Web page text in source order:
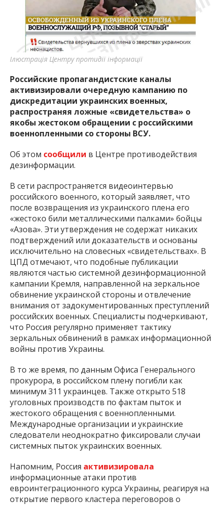
важную информацию о событиях
города Запорожья и области.
Ілюстрація Центру протидії інформації
Российские пропагандистские каналы
активизировали очередную кампанию по
дискредитации украинских военных,
распространяя ложные «свидетельства» о
якобы жестоком обращении с российскими
военнопленными со стороны ВСУ.
Об этом сообщили в Центре противодействия
дезинформации.
В сети распространяется видеоинтервью
российского военного, который заявляет, что
после возвращения из украинского плена его
«жестоко били металлическими палками» бойцы
«Азова». Эти утверждения не содержат никаких
подтверждений или доказательств и основаны
исключительно на словесных «свидетельствах». В
ЦПД отмечают, что подобные публикации
являются частью системной дезинформационной
кампании Кремля, направленной на зеркальное
обвинение украинской стороны и отвлечение
внимания от задокументированных преступлений
российских военных. Специалисты подчеркивают,
что Россия регулярно применяет тактику
зеркальных обвинений в рамках информационной
войны против Украины.
В то же время, по данным Офиса Генерального
прокурора, в российском плену погибли как
минимум 311 украинцев. Также открыто 518
уголовных производств по фактам пыток и
жестокого обращения с военнопленными.
Международные организации и украинские
следователи неоднократно фиксировали случаи
системных пыток украинских военных.
Напомним, Россия активизировала
информационные атаки против
евроинтеграционного курса Украины, реагируя на
открытие первого кластера переговоров о